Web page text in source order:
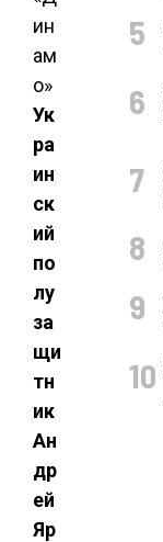
Ук
ра
ин
ск
ий
по
лу
за
щи
тн
ик
Ан
др
ей
Яр